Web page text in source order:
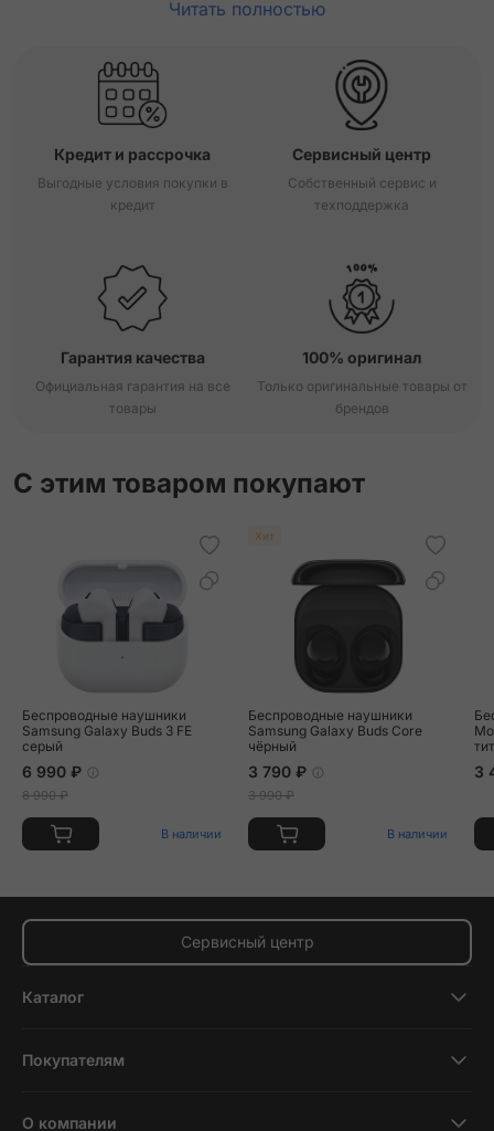
Читать полностью
Кредит и рассрочка
Выгодные условия покупки в
кредит
Сервисный центр
Собственный сервис и
техподдержка
Гарантия качества
Официальная гарантия на все
товары
100% оригинал
Только оригинальные товары от
брендов
С этим товаром покупают
Беспроводные наушники
Samsung Galaxy Buds 3 FE
серый
6 990 ₽
8 990 ₽
В наличии
Хит
Беспроводные наушники
Samsung Galaxy Buds Core
чёрный
3 790 ₽
3 990 ₽
В наличии
3
Сервисный центр
Каталог
Планшеты
Покупателям
О компании